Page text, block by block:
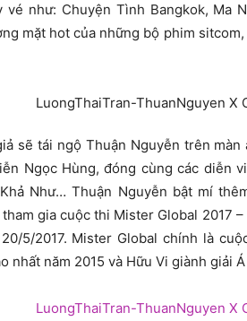
như: Chuyện Tình Bangkok, Ma
mặt hot của những bộ phim
sẽ tái ngộ Thuận Nguyễn trên
Ngọc Hùng, đóng cùng các diễn
Như… Thuận Nguyễn bật mí
gia cuộc thi Mister Global 2017
5/2017. Mister Global chính là
nhất năm 2015 và Hữu Vi giành giải